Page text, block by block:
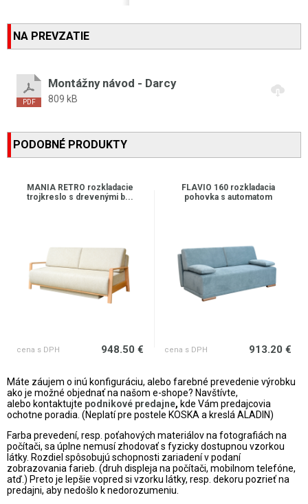
NA PREVZATIE
Montážny návod - Darcy
809 kB
PODOBNÉ PRODUKTY
MANIA RETRO rozkladacie
trojkreslo s drevenými b...
cena s DPH 948.50 €
FLAVIO 160 rozkladacia
pohovka s automatom
cena s DPH 913.20 €
Máte záujem o inú konfiguráciu, alebo farebné prevedenie výrobku
ako je možné objednať na našom e-shope? Navštívte,
alebo kontaktujte podnikové predajne, kde Vám predajcovia
ochotne poradia. (Neplatí pre postele KOSKA a kreslá ALADIN)
Farba prevedení, resp. poťahových materiálov na fotografiách na
počítači, sa úplne nemusí zhodovať s fyzicky dostupnou vzorkou
látky. Rozdiel spôsobujú schopnosti zariadení v podaní
zobrazovania farieb. (druh displeja na počítači, mobilnom telefóne,
atď.) Preto je lepšie vopred si vzorku látky, resp. dekoru pozrieť na
predajni, aby nedošlo k nedorozumeniu.